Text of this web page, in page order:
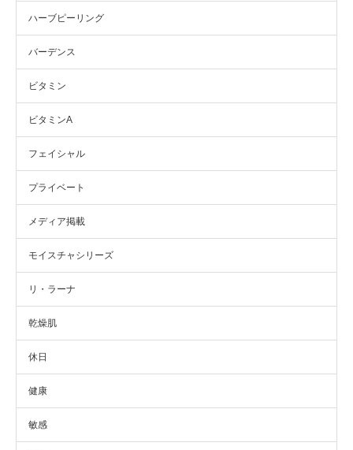
ハーブピーリング
バーデンス
ビタミン
ビタミンA
フェイシャル
プライベート
メディア掲載
モイスチャシリーズ
リ・ラーナ
乾燥肌
休日
健康
敏感